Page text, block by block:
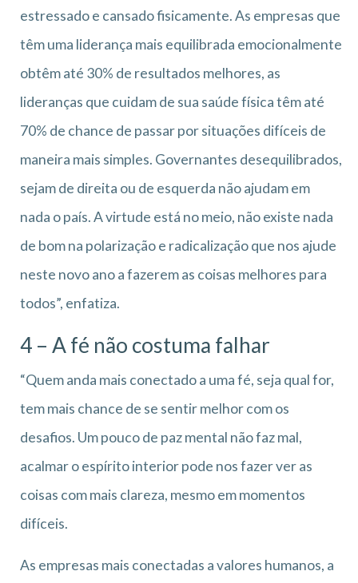
estressado e cansado fisicamente. As empresas que
têm uma liderança mais equilibrada emocionalmente
obtêm até 30% de resultados melhores, as
lideranças que cuidam de sua saúde física têm até
70% de chance de passar por situações difíceis de
maneira mais simples. Governantes desequilibrados,
sejam de direita ou de esquerda não ajudam em
nada o país. A virtude está no meio, não existe nada
de bom na polarização e radicalização que nos ajude
neste novo ano a fazerem as coisas melhores para
todos”, enfatiza.
4 – A fé não costuma falhar
“Quem anda mais conectado a uma fé, seja qual for,
tem mais chance de se sentir melhor com os
desafios. Um pouco de paz mental não faz mal,
acalmar o espírito interior pode nos fazer ver as
coisas com mais clareza, mesmo em momentos
difíceis.
As empresas mais conectadas a valores humanos, a